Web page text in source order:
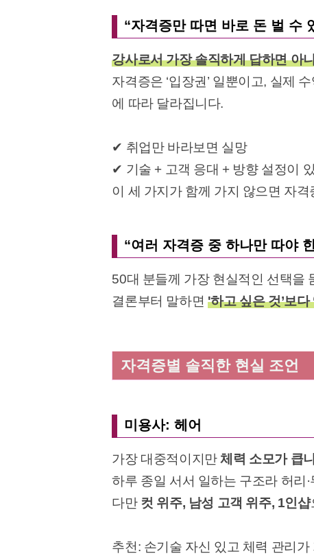
“자격증만 따면 바로 돈 벌 수
강사로서 가장 솔직하게 답하면 아
자격증은 ‘입장권’ 일뿐이고, 실제
에 따라 달라집니다.
✔ 취업만 바라보면 실망
✔ 기술 + 고객 응대 + 방향 설정이
이 세 가지가 함께 가지 않으면 자
“여러 자격증 중 하나만 따야
50대 분들께 가장 현실적인 선택을
결론부터 말하면 '하고 싶은 것’보다
자격증별 솔직한 현실 조언
미용사: 헤어
가장 대중적이지만체력 소모가 큽
하루 종일 서서 일하는 구조라 허리
다만 컷 위주, 남성 고객 위주, 1인샵
추천: 손기술 자신 있고 체력 관리가